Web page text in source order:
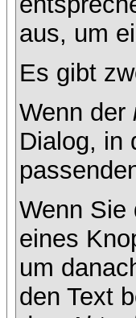
aus, um
Es gibt
Wenn der
Dialog, in
Wenn Sie
eines
um
den Text